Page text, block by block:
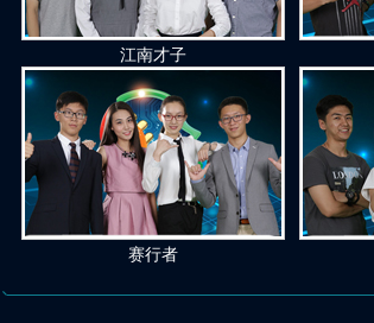
江南才子
赛行者